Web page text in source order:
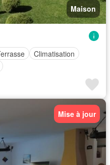
Maison
Climatisation
Mise à jour